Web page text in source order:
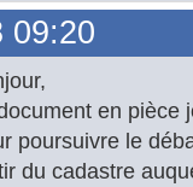
09:20
en pièce
poursuivre le
du cadastre